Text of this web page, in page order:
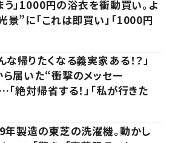
う」1000円の浴衣を衝動買い。よ
”に「これは即買い」「1000円
な帰りたくなる義実家ある！？」
届いた“衝撃のメッセー
絶対帰省する！」「私が行きた
年製造の東芝の洗濯機。動かし